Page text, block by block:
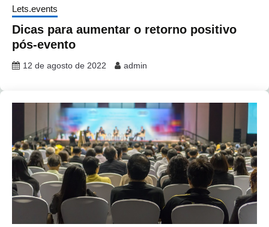
Lets.events
Dicas para aumentar o retorno positivo
pós-evento
12 de agosto de 2022 admin